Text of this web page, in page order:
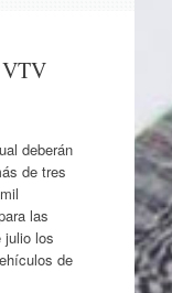
VTV
deberán
de tres
las
julio los
de